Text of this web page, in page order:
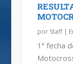
por Staff|
1ª fecha